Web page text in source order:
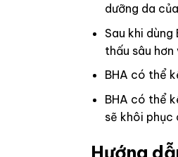
dưỡng da
Sau khi
thấu sâu hơn
BHA có thể
BHA có thể
sẽ khôi phục
Hướng